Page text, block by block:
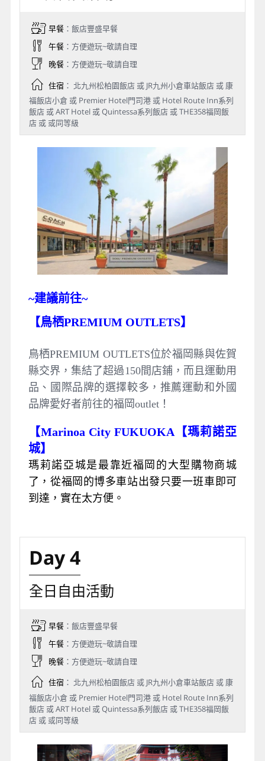
早餐：飯店豐盛早餐
午餐：方便遊玩~敬請自理
晚餐：方便遊玩~敬請自理
住宿： 北九州松柏園飯店 或 JR九州小倉車站飯店 或 康
福飯店小倉 或 Premier Hotel門司港 或 Hotel Route Inn系列
飯店 或 ART Hotel 或 Quintessa系列飯店 或 THE358福岡飯
店 或 或同等級
~建議前往~
【鳥栖PREMIUM OUTLETS】
鳥栖PREMIUM OUTLETS位於福岡縣與佐賀
縣交界，集結了超過150間店鋪，而且運動用
品、國際品牌的選擇較多，推薦運動和外國
品牌愛好者前往的福岡outlet！
【Marinoa City FUKUOKA【瑪莉諾亞
城】
瑪莉諾亞城是最靠近福岡的大型購物商城
了，從福岡的博多車站出發只要一班車即可
到達，實在太方便。
Day 4
全日自由活動
早餐：飯店豐盛早餐
午餐：方便遊玩~敬請自理
晚餐：方便遊玩~敬請自理
住宿： 北九州松柏園飯店 或 JR九州小倉車站飯店 或 康
福飯店小倉 或 Premier Hotel門司港 或 Hotel Route Inn系列
飯店 或 ART Hotel 或 Quintessa系列飯店 或 THE358福岡飯
店 或 或同等級